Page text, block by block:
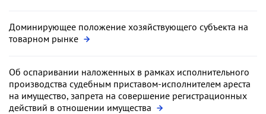
Доминирующее положение хозяйствующего субъекта на
товарном рынке
Об оспаривании наложенных в рамках исполнительного
производства судебным приставом-исполнителем ареста
на имущество, запрета на совершение регистрационных
действий в отношении имущества